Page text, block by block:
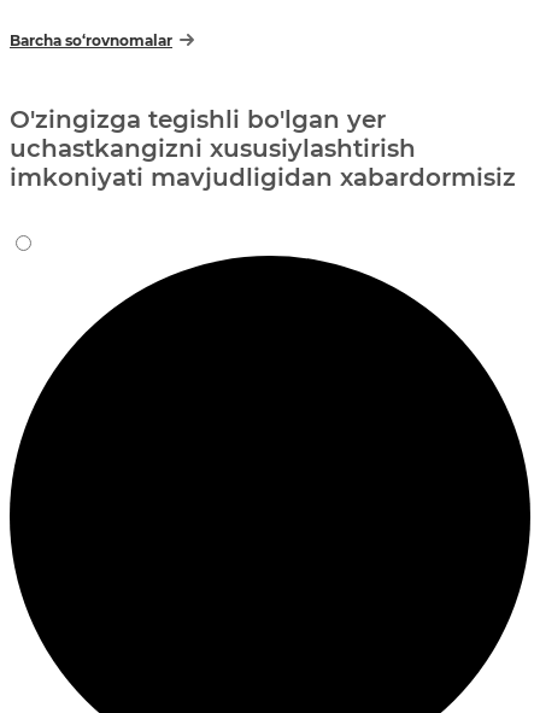
Barcha so‘rovnomalar
O'zingizga tegishli bo'lgan yer
uchastkangizni xususiylashtirish
imkoniyati mavjudligidan xabardormisiz